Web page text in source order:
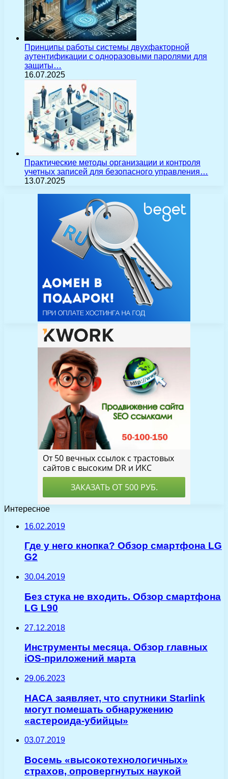
Принципы работы системы двухфакторной
аутентификации с одноразовыми паролями для
защиты…
16.07.2025
Практические методы организации и контроля
учетных записей для безопасного управления…
13.07.2025
Интересное
16.02.2019
Где у него кнопка? Обзор смартфона LG
G2
30.04.2019
Без стука не входить. Обзор смартфона
LG L90
27.12.2018
Инструменты месяца. Обзор главных
iOS-приложений марта
29.06.2023
НАСА заявляет, что спутники Starlink
могут помешать обнаружению
«астероида-убийцы»
03.07.2019
Восемь «высокотехнологичных»
страхов, опровергнутых наукой